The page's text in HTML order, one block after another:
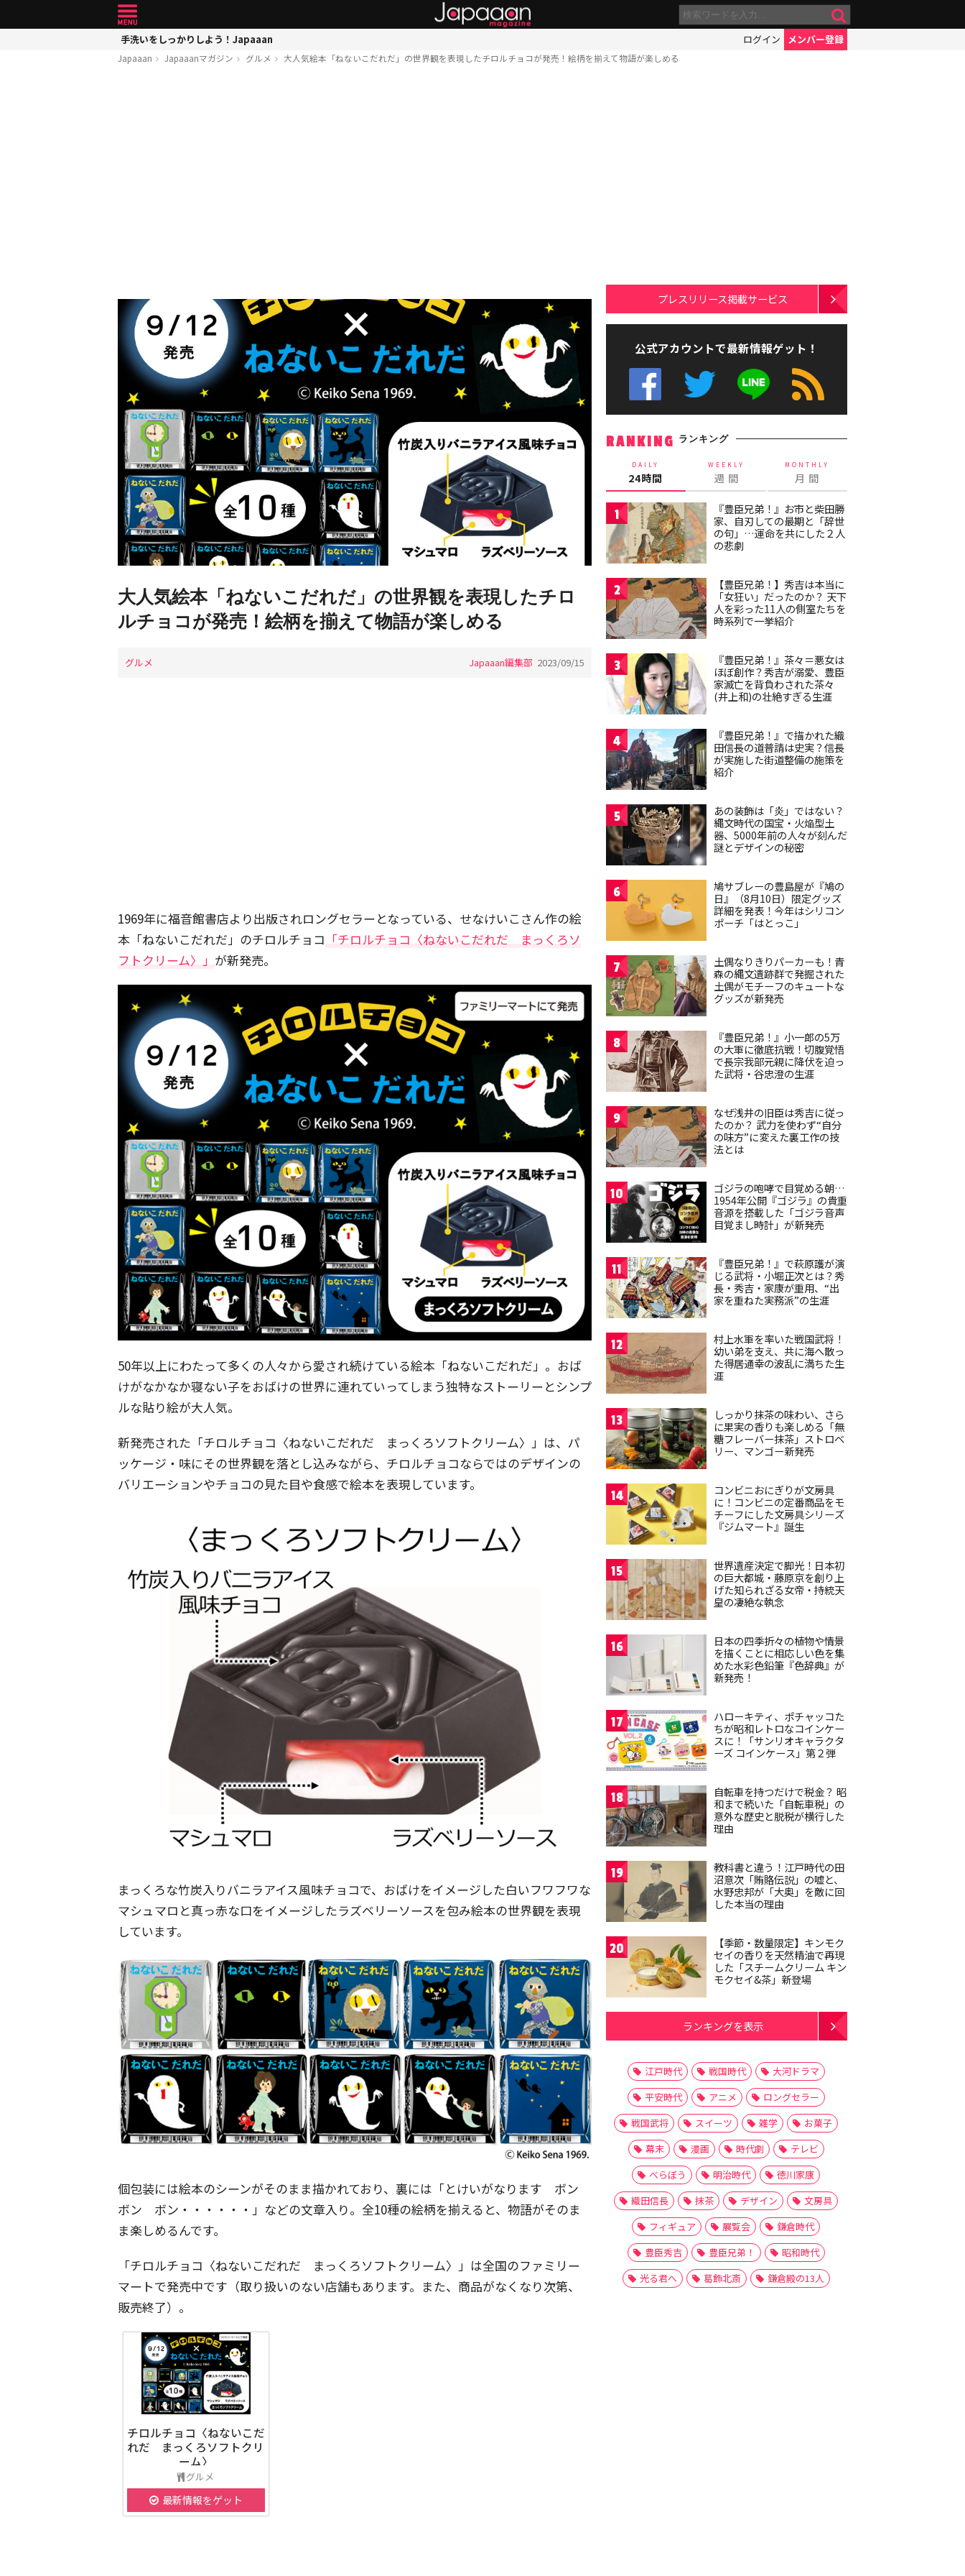
手洗いをしっかりしよう！Japaaan ログイン メンバー登録
Japaaan Japaaanマガジン グルメ 大人気絵本「ねないこだれだ」の世界観を表現したチロルチョコが発売！絵柄を揃えて物語が楽しめる
大人気絵本「ねないこだれだ」の世界観を表現したチロ
ルチョコが発売！絵柄を揃えて物語が楽しめる
グルメ Japaaan編集部 2023/09/15
1969年に福音館書店より出版されロングセラーとなっている、せなけいこさん作の絵
本「ねないこだれだ」のチロルチョコ 「チロルチョコ〈ねないこだれだ まっくろソ
フトクリーム〉」 が新発売。
50年以上にわたって多くの人々から愛され続けている絵本「ねないこだれだ」。おば
けがなかなか寝ない子をおばけの世界に連れていってしまう独特なストーリーとシンプ
ルな貼り絵が大人気。
新発売された「チロルチョコ〈ねないこだれだ まっくろソフトクリーム〉」は、パ
ッケージ・味にその世界観を落とし込みながら、チロルチョコならではのデザインの
バリエーションやチョコの見た目や食感で絵本を表現しています。
まっくろな竹炭入りバニラアイス風味チョコで、おばけをイメージした白いフワフワな
マシュマロと真っ赤な口をイメージしたラズベリーソースを包み絵本の世界観を表現
しています。
個包装には絵本のシーンがそのまま描かれており、裏には「とけいがなります ボン
ボン ボン・・・・・・」などの文章入り。全10種の絵柄を揃えると、物語がそのま
ま楽しめるんです。
「チロルチョコ〈ねないこだれだ まっくろソフトクリーム〉」は全国のファミリー
マートで発売中です（取り扱いのない店舗もあります。また、商品がなくなり次第、
販売終了）。
チロルチョコ〈ねないこだ
れだ まっくろソフトクリ
ーム〉
グルメ
最新情報をゲット
プレスリリース掲載サービス
公式アカウントで最新情報ゲット！
RANKING ランキング
DAILY
24時間
WEEKLY
週 間
MONTHLY
月 間
1
『豊臣兄弟！』お市と柴田勝
家、自刃しての最期と「辞世
の句」…運命を共にした２人
の悲劇
2
【豊臣兄弟！】秀吉は本当に
「女狂い」だったのか？ 天下
人を彩った11人の側室たちを
時系列で一挙紹介
3
『豊臣兄弟！』茶々＝悪女は
ほぼ創作？秀吉が溺愛、豊臣
家滅亡を背負わされた茶々
(井上和)の壮絶すぎる生涯
4
『豊臣兄弟！』で描かれた織
田信長の道普請は史実？信長
が実施した街道整備の施策を
紹介
5
あの装飾は「炎」ではない？
縄文時代の国宝・火焔型土
器、5000年前の人々が刻んだ
謎とデザインの秘密
6
鳩サブレーの豊島屋が『鳩の
日』（8月10日）限定グッズ
詳細を発表！今年はシリコン
ポーチ「はとっこ」
7
土偶なりきりパーカーも！青
森の縄文遺跡群で発掘された
土偶がモチーフのキュートな
グッズが新発売
8
『豊臣兄弟！』小一郎の5万
の大軍に徹底抗戦！切腹覚悟
で長宗我部元親に降伏を迫っ
た武将・谷忠澄の生涯
9
なぜ浅井の旧臣は秀吉に従っ
たのか？ 武力を使わず“自分
の味方”に変えた裏工作の技
法とは
10
ゴジラの咆哮で目覚める朝…
1954年公開『ゴジラ』の貴重
音源を搭載した「ゴジラ音声
目覚まし時計」が新発売
11
『豊臣兄弟！』で萩原護が演
じる武将・小堀正次とは？秀
長・秀吉・家康が重用、“出
家を重ねた実務派”の生涯
12
村上水軍を率いた戦国武将！
幼い弟を支え、共に海へ散っ
た得居通幸の波乱に満ちた生
涯
13
しっかり抹茶の味わい、さら
に果実の香りも楽しめる「無
糖フレーバー抹茶」ストロベ
リー、マンゴー新発売
14
コンビニおにぎりが文房具
に！コンビニの定番商品をモ
チーフにした文房具シリーズ
『ジムマート』誕生
15
世界遺産決定で脚光！日本初
の巨大都城・藤原京を創り上
げた知られざる女帝・持統天
皇の凄絶な執念
16
日本の四季折々の植物や情景
を描くことに相応しい色を集
めた水彩色鉛筆『色辞典』が
新発売！
17
ハローキティ、ポチャッコた
ちが昭和レトロなコインケー
スに！「サンリオキャラクタ
ーズ コインケース」第２弾
18
自転車を持つだけで税金？ 昭
和まで続いた「自転車税」の
意外な歴史と脱税が横行した
理由
19
教科書と違う！江戸時代の田
沼意次「賄賂伝説」の嘘と、
水野忠邦が「大奥」を敵に回
した本当の理由
20
【季節・数量限定】キンモク
セイの香りを天然精油で再現
した「スチームクリーム キン
モクセイ&茶」新登場
ランキングを表示
江戸時代 戦国時代
大河ドラマ
平安時代
アニメ
ロングセラー
戦国武将
スイーツ 雑学
お菓子
幕末
漫画 時代劇
テレビ
べらぼう
明治時代
徳川家康
織田信長
抹茶 デザイン
文房具
フィギュア
展覧会
鎌倉時代
豊臣秀吉
豊臣兄弟！
昭和時代
光る君へ
葛飾北斎 鎌倉殿の13人